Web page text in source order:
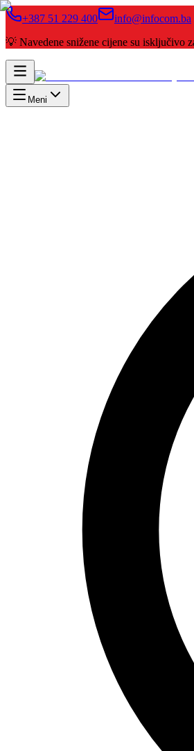
+387 51 229 400
info@infocom.ba
💡 Navedene snižene cijene su isključivo
Meni